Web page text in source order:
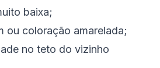
baixa;
ou coloração amarelada;
no teto do vizinho